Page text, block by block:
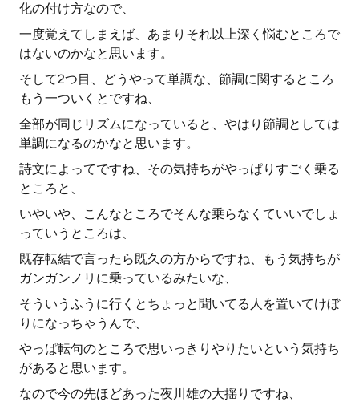
化の付け方なので、
一度覚えてしまえば、あまりそれ以上深く悩むところで
はないのかなと思います。
そして2つ目、どうやって単調な、節調に関するところ
もう一ついくとですね、
全部が同じリズムになっていると、やはり節調としては
単調になるのかなと思います。
詩文によってですね、その気持ちがやっぱりすごく乗る
ところと、
いやいや、こんなところでそんな乗らなくていいでしょ
っていうところは、
既存転結で言ったら既久の方からですね、もう気持ちが
ガンガンノリに乗っているみたいな、
そういうふうに行くとちょっと聞いてる人を置いてけぼ
りになっちゃうんで、
やっぱ転句のところで思いっきりやりたいという気持ち
があると思います。
なので今の先ほどあった夜川雄の大揺りですね、